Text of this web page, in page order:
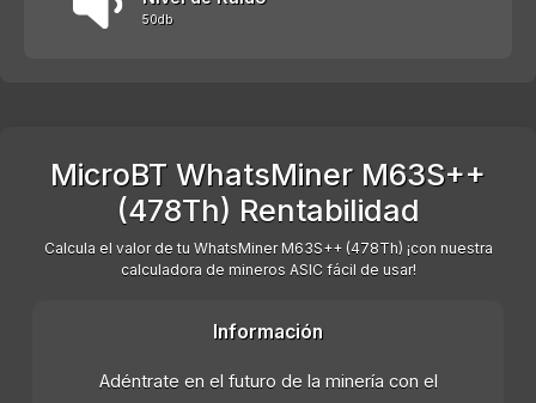
50db
MicroBT WhatsMiner M63S++
(478Th) Rentabilidad
Calcula el valor de tu WhatsMiner M63S++ (478Th) ¡con nuestra
calculadora de mineros ASIC fácil de usar!
Información
Adéntrate en el futuro de la minería con el